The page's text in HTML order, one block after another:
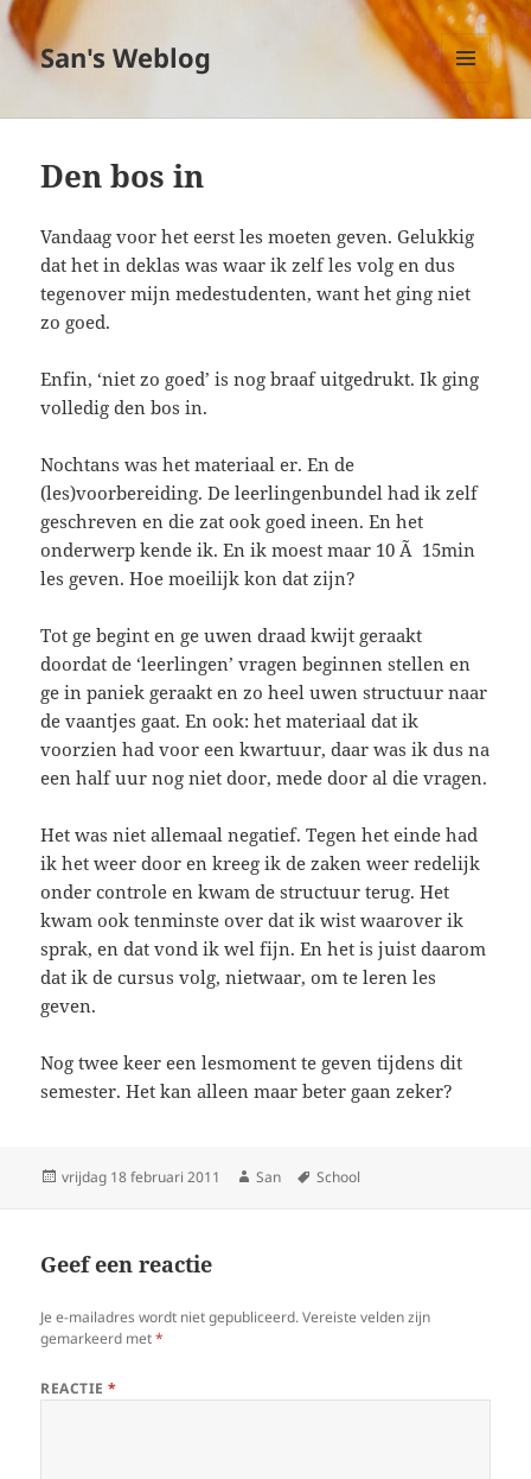
San's Weblog
MENU
EN
Den bos in
Vandaag voor het eerst les moeten geven. Gelukkig
dat het in deklas was waar ik zelf les volg en dus
tegenover mijn medestudenten, want het ging niet
zo goed.
Enfin, ‘niet zo goed’ is nog braaf uitgedrukt. Ik ging
volledig den bos in.
Nochtans was het materiaal er. En de
(les)voorbereiding. De leerlingenbundel had ik zelf
geschreven en die zat ook goed ineen. En het
onderwerp kende ik. En ik moest maar 10 Ã 15min
les geven. Hoe moeilijk kon dat zijn?
Tot ge begint en ge uwen draad kwijt geraakt
doordat de ‘leerlingen’ vragen beginnen stellen en
ge in paniek geraakt en zo heel uwen structuur naar
de vaantjes gaat. En ook: het materiaal dat ik
voorzien had voor een kwartuur, daar was ik dus na
een half uur nog niet door, mede door al die vragen.
Het was niet allemaal negatief. Tegen het einde had
ik het weer door en kreeg ik de zaken weer redelijk
onder controle en kwam de structuur terug. Het
kwam ook tenminste over dat ik wist waarover ik
sprak, en dat vond ik wel fijn. En het is juist daarom
dat ik de cursus volg, nietwaar, om te leren les
geven.
Nog twee keer een lesmoment te geven tijdens dit
semester. Het kan alleen maar beter gaan zeker?
Geplaatst
vrijdag 18 februari 2011 Auteur
San Tags
School
Geef een reactie
Je e-mailadres wordt niet gepubliceerd. Vereiste velden zijn
gemarkeerd met*
REACTIE*